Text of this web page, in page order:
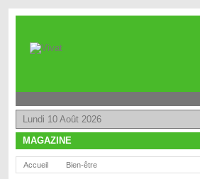
Lundi 10 Août 2026
MAGAZINE
Accueil Bien-être